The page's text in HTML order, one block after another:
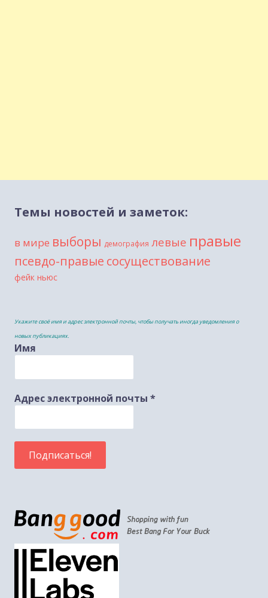
Темы новостей и заметок:
в мире выборы демография левые правые
псевдо-правые сосуществование
фейк ньюс
Укажите своё имя и адрес электронной почты, чтобы получать иногда уведомления о
новых публикациях.
Имя
Адрес электронной почты *